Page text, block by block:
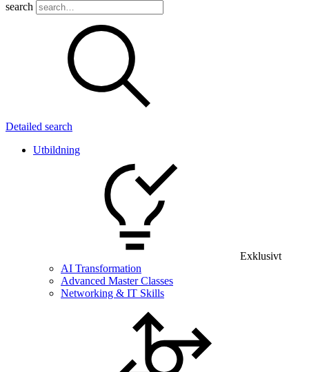
search
Detailed search
Utbildning
Exklusivt
AI Transformation
Advanced Master Classes
Networking & IT Skills